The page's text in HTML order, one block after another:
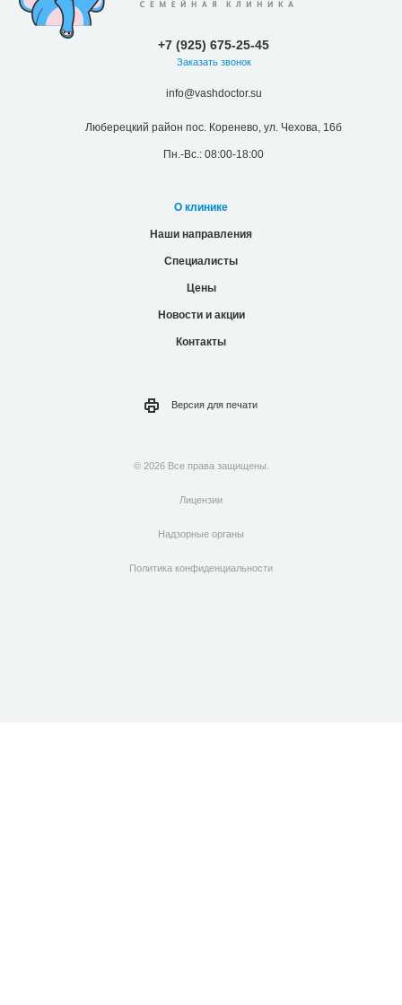
+7 (925) 675-25-45
Заказать звонок
info@vashdoctor.su
Люберецкий район пос. Коренево, ул. Чехова, 16б
Пн.-Вс.: 08:00-18:00
О клинике
Наши направления
Специалисты
Цены
Новости и акции
Контакты
Версия для печати
© 2026 Все права защищены.
Лицензии
Надзорные органы
Политика конфиденциальности